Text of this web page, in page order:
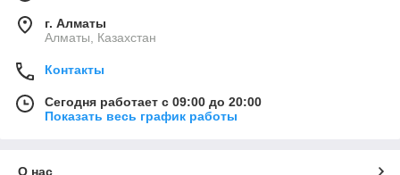
г. Алматы
Алматы, Казахстан
Контакты
Сегодня работает с 09:00 до 20:00
Показать весь график работы
О нас